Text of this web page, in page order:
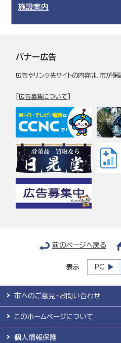
施設案内
バナー広告
広告やリンク先サイトの内容は、市が保
[広告募集について
前のページへ戻る
表示 PC
市へのご意見・お問い合わせ
このホームページについて
個人情報保護